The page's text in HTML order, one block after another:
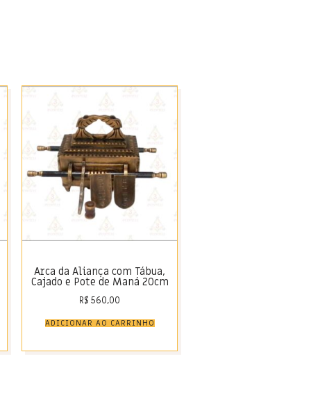
Arca da Aliança com Tábua,
Cajado e Pote de Maná 20cm
R$ 560,00
ADICIONAR AO CARRINHO